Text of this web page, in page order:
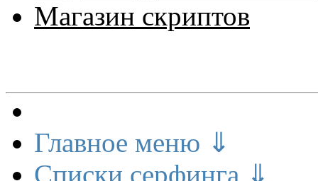
Магазин скриптов
Главное меню ⇓
Списки серфинга ⇓